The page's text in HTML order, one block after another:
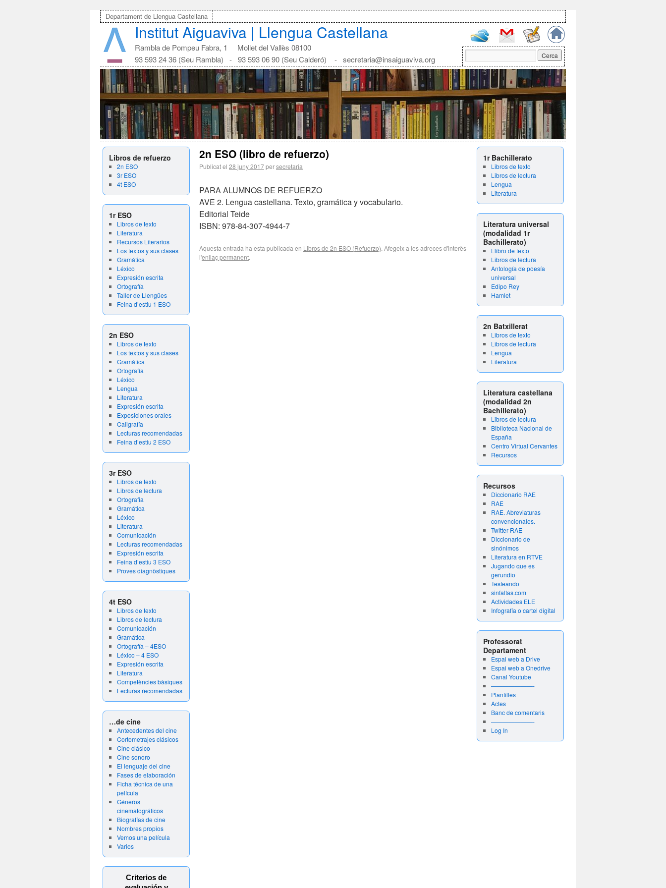
Departament de Llengua Castellana
Institut Aiguaviva | Llengua Castellana
Rambla de Pompeu Fabra, 1 Mollet del Vallès 08100
93 593 24 36 (Seu Rambla) - 93 593 06 90 (Seu Calderó) - secretaria@insaiguaviva.org
Libros de refuerzo
2n ESO
3r ESO
4t ESO
1r ESO
Libros de texto
Literatura
Recursos Literarios
Los textos y sus clases
Gramática
Léxico
Expresión escrita
Ortografía
Taller de Llengües
Feina d’estiu 1 ESO
2n ESO
Libros de texto
Los textos y sus clases
Gramática
Ortografía
Léxico
Lengua
Literatura
Expresión escrita
Exposiciones orales
Caligrafía
Lecturas recomendadas
Feina d’estiu 2 ESO
3r ESO
Libros de texto
Libros de lectura
Ortografia
Gramática
Léxico
Literatura
Comunicación
Lecturas recomendadas
Expresión escrita
Feina d’estiu 3 ESO
Proves diagnòstiques
4t ESO
Libros de texto
Libros de lectura
Comunicación
Gramática
Ortografía – 4ESO
Léxico – 4 ESO
Expresión escrita
Literatura
Competències bàsiques
Lecturas recomendadas
…de cine
Antecedentes del cine
Cortometrajes clásicos
Cine clásico
Cine sonoro
El lenguaje del cine
Fases de elaboración
Ficha técnica de una
película
Géneros
cinematográficos
Biografías de cine
Nombres propios
Vemos una película
Varios
Criterios de
1r Bachillerato
Libros de texto
Libros de lectura
Lengua
Literatura
Literatura universal
(modalidad 1r
Bachillerato)
Llibro de texto
Libros de lectura
Antología de poesía
universal
Edipo Rey
Hamlet
2n Batxillerat
Libros de texto
Libros de lectura
Lengua
Literatura
Literatura castellana
(modalidad 2n
Bachillerato)
Libros de lectura
Biblioteca Nacional de
España
Centro Virtual Cervantes
Recursos
Recursos
Diccionario RAE
RAE
RAE. Abreviaturas
convencionales.
Twitter RAE
Diccionario de
sinónimos
Literatura en RTVE
Jugando que es
gerundio
Testeando
sinfaltas.com
Actividades ELE
Infografía o cartel digital
Professorat
Departament
Espai web a Drive
Espai web a Onedrive
Canal Youtube
———————-
Plantilles
Actes
Banc de comentaris
———————-
Log In
2n ESO (libro de refuerzo)
Publicat el 28 juny 2017persecretaria
PARA ALUMNOS DE REFUERZO
AVE 2. Lengua castellana. Texto, gramática y vocabulario.
Editorial Teide
ISBN: 978-84-307-4944-7
Aquesta entrada ha esta publicada en Libros de 2n ESO (Refuerzo). Afegeix a les adreces d'interès
l'enllaç permanent.